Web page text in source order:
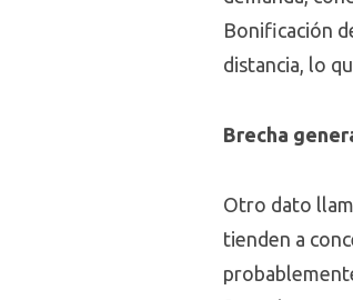
Bonificación
distancia, lo
Brecha
Otro dato
tienden a